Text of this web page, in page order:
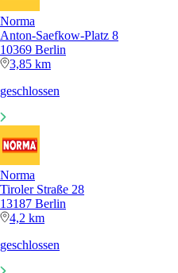
Norma
Anton-Saefkow-Platz 8
10369 Berlin
3,85 km
geschlossen
Norma
Tiroler Straße 28
13187 Berlin
4,2 km
geschlossen